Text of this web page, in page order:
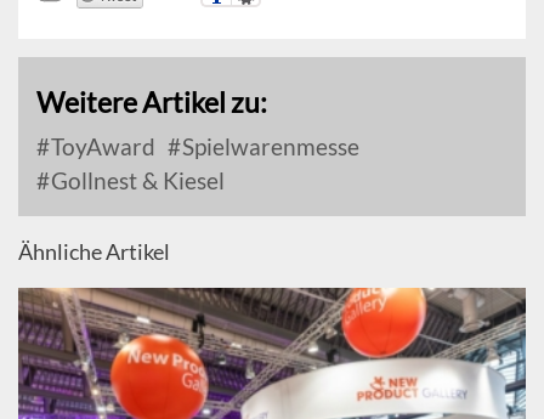
Weitere Artikel zu:
ToyAward
Spielwarenmesse
Gollnest & Kiesel
Ähnliche Artikel